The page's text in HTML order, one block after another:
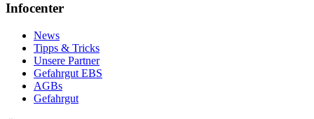
Infocenter
News
Tipps & Tricks
Unsere Partner
Gefahrgut EBS
AGBs
Gefahrgut